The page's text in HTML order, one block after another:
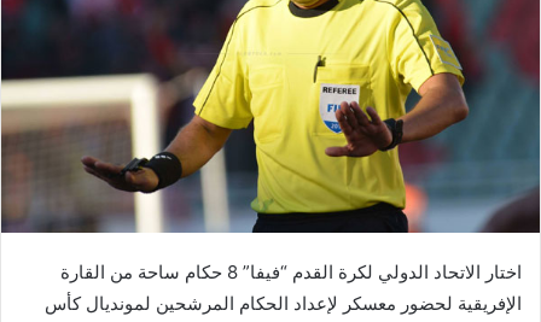
اختار الاتحاد الدولي لكرة القدم “فيفا” 8 حكام ساحة من القارة
الإفريقية لحضور معسكر لإعداد الحكام المرشحين لمونديال كأس